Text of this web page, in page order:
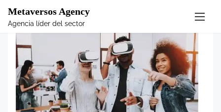
Metaversos Agency
Agencia líder del sector